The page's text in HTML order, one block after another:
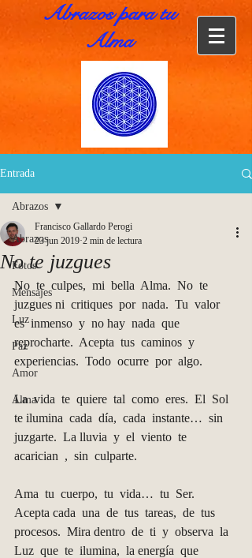
Abrazos para tu
Alma
Entrada
Abrazos
Fotos
Mensajes
Luz
Paz
Amor
Alma
Abrazos
No te juzgues
Francisco Gallardo Perogi
23 jun 2019 2 min de lectura
No  te  culpes,  mi  bella  Alma.  No  te
juzgues ni  critiques  por  nada.  Tu  valor
es  inmenso  y  no hay  nada  que
reprocharte.  Acepta  tus  caminos  y
experiencias.  Todo  ocurre  por  algo.
La  vida  te  quiere  tal  como  eres.  El  Sol
te ilumina  cada  día,  cada  instante…  sin
juzgarte.  La lluvia  y  el  viento  te
acarician  ,  sin  culparte.
Ama  tu  cuerpo,  tu  vida…  tu  Ser.
Acepta cada  una  de  tus  tareas,  de  tus
procesos.  Mira dentro  de  ti  y  observa  la
Luz  que  te  ilumina,  la energía  que